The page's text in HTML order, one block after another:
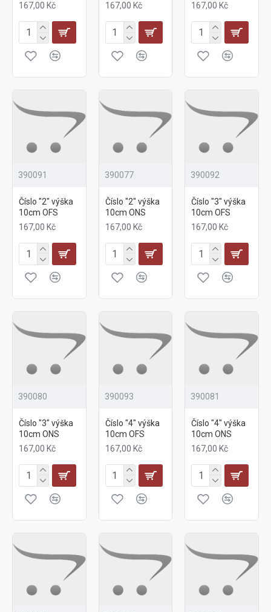
167,00 Kč
167,00 Kč
167,00 Kč
390091
Číslo "2" výška
10cm OFS
167,00 Kč
390077
Číslo "2" výška
10cm ONS
167,00 Kč
390092
Číslo "3" výška
10cm OFS
167,00 Kč
390080
Číslo "3" výška
10cm ONS
167,00 Kč
390093
Číslo "4" výška
10cm OFS
167,00 Kč
390081
Číslo "4" výška
10cm ONS
167,00 Kč